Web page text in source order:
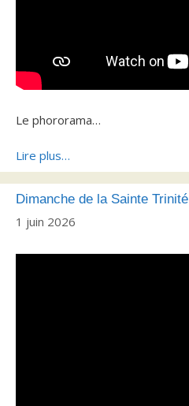
Le phororama…
Lire plus…
Dimanche de la Sainte Trinité
1 juin 2026